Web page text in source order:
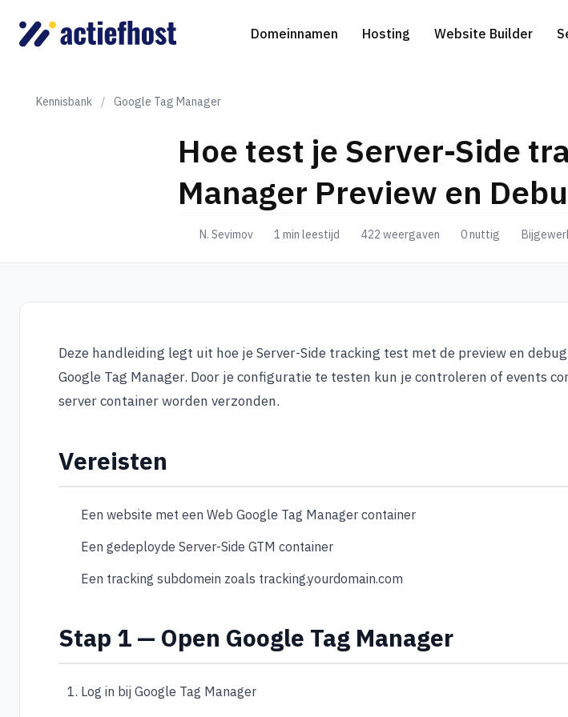
Domeinnamen
Domeinnaam registreren
Domeinnaam verhuizen
WHOIS
Genereer een domeinnaam
Hosting
WordPress Hosting
Drupal Hosting
Magento Hosting
Website Builder
Beheerde Cloud Virtuele Server
Dedicated Servers
Server-side Google Tag Manager
Kennisbank / Google Tag Manager
Hoe test je Server-Side
Manager Preview en
N. Sevimov 1 min leestijd 422 weergaven 0 nuttig
Deze handleiding legt uit hoe je Server-Side tracking test met de preview en
Google Tag Manager. Door je configuratie te testen kun je controleren of events
server container worden verzonden.
Vereisten
Een website met een Web Google Tag Manager container
Een gedeployde Server-Side GTM container
Een tracking subdomein zoals tracking.yourdomain.com
Stap 1 — Open Google Tag Manager
Log in bij Google Tag Manager